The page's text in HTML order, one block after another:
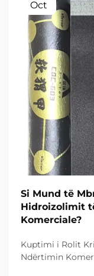
Oct
Si Mund të
Hidroizolimit
Komerciale?
Kuptimi i Rolit
Ndërtimin